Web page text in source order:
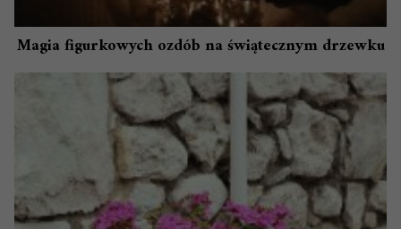
Magia figurkowych ozdób na świątecznym drzewku